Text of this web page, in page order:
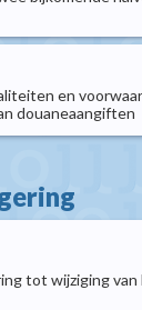
en
douaneaangiften
tot wijziging